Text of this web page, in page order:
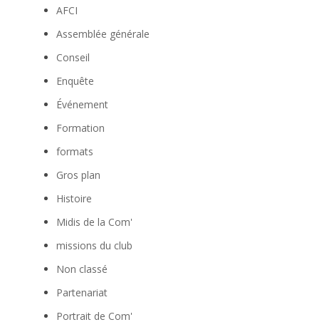
AFCI
Assemblée générale
Conseil
Enquête
Événement
Formation
formats
Gros plan
Histoire
Midis de la Com'
missions du club
Non classé
Partenariat
Portrait de Com'